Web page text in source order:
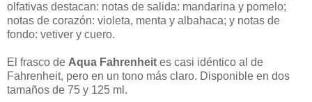
olfativas destacan: notas de salida: mandarina y pomelo;
notas de corazón: violeta, menta y albahaca; y notas de
fondo: vetiver y cuero.
El frasco de Aqua Fahrenheit es casi idéntico al de
Fahrenheit, pero en un tono más claro. Disponible en dos
tamaños de 75 y 125 ml.